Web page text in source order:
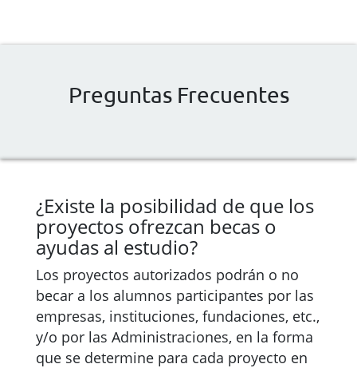
Preguntas Frecuentes
¿Existe la posibilidad de que los
proyectos ofrezcan becas o
ayudas al estudio?
Los proyectos autorizados podrán o no
becar a los alumnos participantes por las
empresas, instituciones, fundaciones, etc.,
y/o por las Administraciones, en la forma
que se determine para cada proyecto en